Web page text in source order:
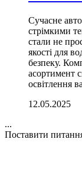
Сучасне
стрімкими
стали не
якості для
безпеку.
асортимент
освітлення
12.05.2025
...
Поставити